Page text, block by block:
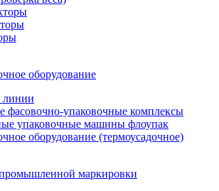
оборудование
линии
фасовочно-упаковочные комплексы
упаковочные машины флоупак
оборудование (термоусадочное)
маркировки